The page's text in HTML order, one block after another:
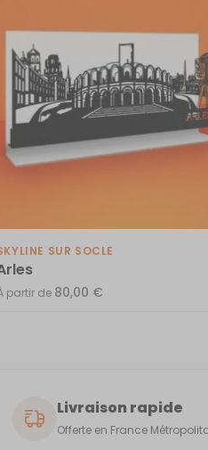
SUR SOCLE
partir de 80,00 €
Livraison rapide
Offerte en France